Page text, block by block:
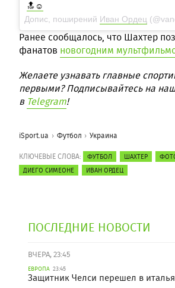
🔝☺️
Допис, поширений Иван Ордец
Ранее сообщалось, что Шахтер
фанатов новогодним
Желаете узнавать главные
первыми? Подписывайтесь на
в Telegram!
iSport.ua Футбол Украина
КЛЮЧЕВЫЕ СЛОВА: ФУТБОЛ ШАХТЕР
ДИЕГО СИМЕОНЕ
ИВАН ОРДЕЦ
ПОСЛЕДНИЕ НОВОСТИ
ВЧЕРА, 23:45
ЕВРОПА 23:45
Защитник Челси перешел в